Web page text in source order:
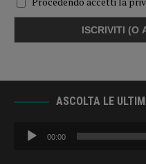
ASCOLTA LE
Audio
Player
00:00